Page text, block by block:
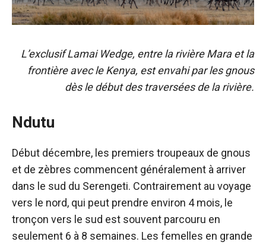
L’exclusif Lamai Wedge, entre la rivière Mara et la
frontière avec le Kenya, est envahi par les gnous
dès le début des traversées de la rivière.
Ndutu
Début décembre, les premiers troupeaux de gnous
et de zèbres commencent généralement à arriver
dans le sud du Serengeti. Contrairement au voyage
vers le nord, qui peut prendre environ 4 mois, le
tronçon vers le sud est souvent parcouru en
seulement 6 à 8 semaines. Les femelles en grande